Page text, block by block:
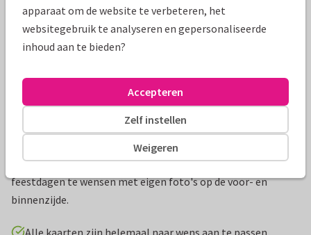
Productinformatie
Een stijlvol, persoonlijk kerstkaartje om iedereen fijne
feestdagen te wensen met eigen foto's op de voor- en
binnenzijde.
apparaat om de website te verbeteren, het
websitegebruik te analyseren en gepersonaliseerde
inhoud aan te bieden?
Weigeren
Zelf instellen
Accepteren